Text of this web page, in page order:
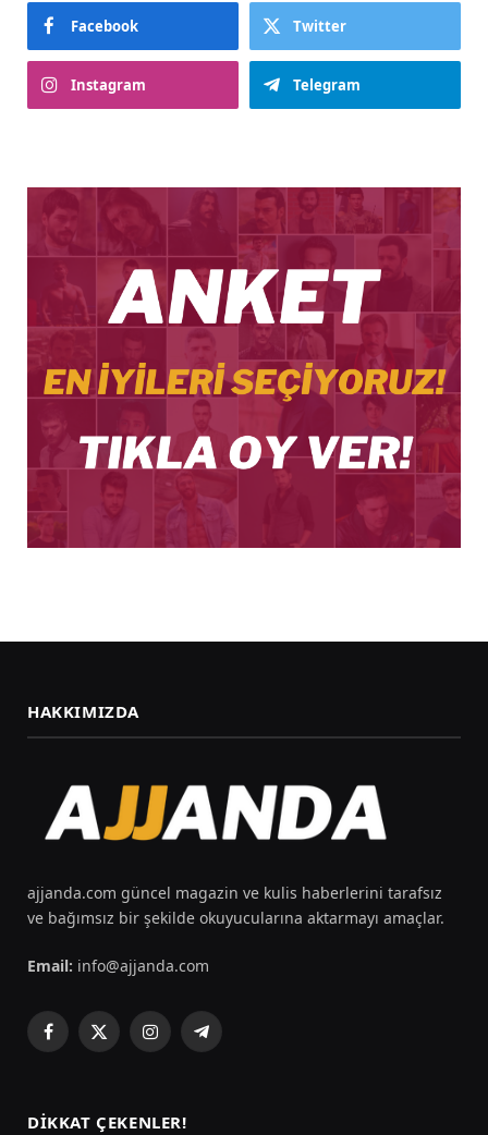
Facebook Twitter
Instagram Telegram
HAKKIMIZDA
ajjanda.com güncel magazin ve kulis haberlerini tarafsız
ve bağımsız bir şekilde okuyucularına aktarmayı amaçlar.
Email: info@ajjanda.com
Facebook
X
InstagramTelegram
DIKKAT ÇEKENLER!